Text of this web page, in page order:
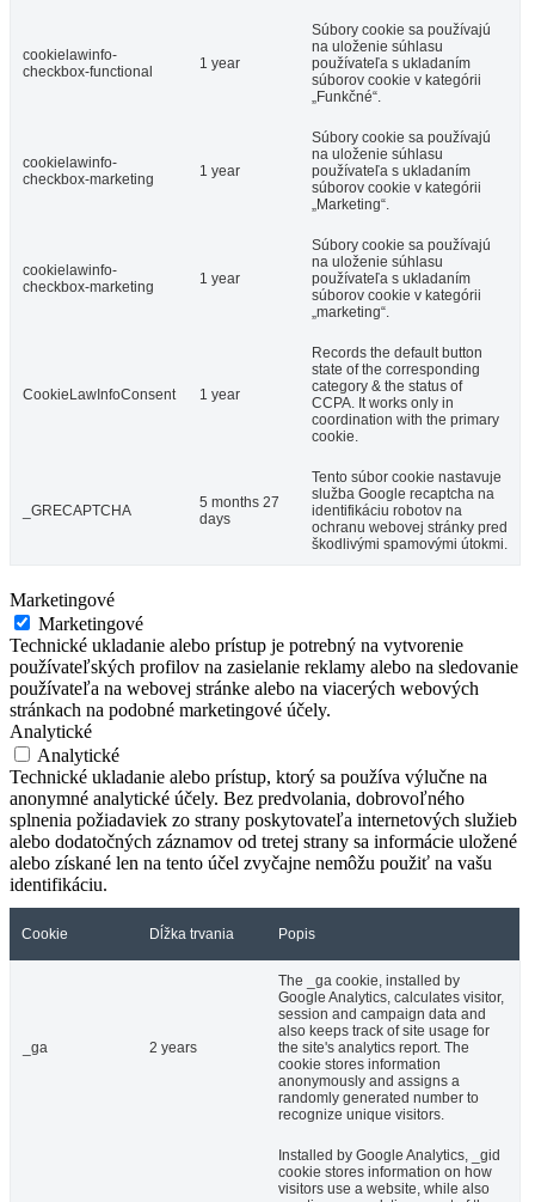
cookielawinfo-
checkbox-functional
1 year
Súbory cookie sa používajú
na uloženie súhlasu
používateľa s ukladaním
súborov cookie v kategórii
„Funkčné“.
cookielawinfo-
checkbox-marketing
1 year
Súbory cookie sa používajú
na uloženie súhlasu
používateľa s ukladaním
súborov cookie v kategórii
„Marketing“.
cookielawinfo-
checkbox-marketing
1 year
Súbory cookie sa používajú
na uloženie súhlasu
používateľa s ukladaním
súborov cookie v kategórii
„marketing“.
CookieLawInfoConsent 1 year
Records the default button
state of the corresponding
category & the status of
CCPA. It works only in
coordination with the primary
cookie.
_GRECAPTCHA
5 months 27
days
Tento súbor cookie nastavuje
služba Google recaptcha na
identifikáciu robotov na
ochranu webovej stránky pred
škodlivými spamovými útokmi.
Marketingové
Marketingové
Technické ukladanie alebo prístup je potrebný na vytvorenie
používateľských profilov na zasielanie reklamy alebo na sledovanie
používateľa na webovej stránke alebo na viacerých webových
stránkach na podobné marketingové účely.
Analytické
Analytické
Technické ukladanie alebo prístup, ktorý sa používa výlučne na
anonymné analytické účely. Bez predvolania, dobrovoľného
splnenia požiadaviek zo strany poskytovateľa internetových služieb
alebo dodatočných záznamov od tretej strany sa informácie uložené
alebo získané len na tento účel zvyčajne nemôžu použiť na vašu
identifikáciu.
Cookie Dĺžka trvania Popis
_ga 2 years
The _ga cookie, installed by
Google Analytics, calculates visitor,
session and campaign data and
also keeps track of site usage for
the site's analytics report. The
cookie stores information
anonymously and assigns a
randomly generated number to
recognize unique visitors.
Installed by Google Analytics, _gid
cookie stores information on how
visitors use a website, while also